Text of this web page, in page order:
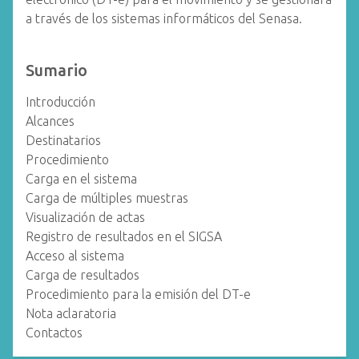
a través de los sistemas informáticos del Senasa.
Sumario
Introducción
Alcances
Destinatarios
Procedimiento
Carga en el sistema
Carga de múltiples muestras
Visualización de actas
Registro de resultados en el SIGSA
Acceso al sistema
Carga de resultados
Procedimiento para la emisión del DT-e
Nota aclaratoria
Contactos